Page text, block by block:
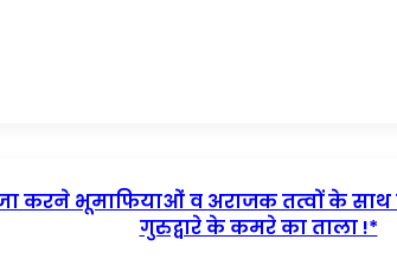
करने भूमाफियाओं व अराजक तत्वों के
गुरुद्वारे के कमरे का ताला !*